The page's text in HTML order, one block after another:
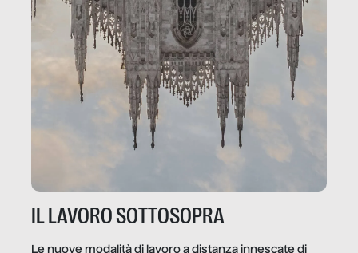
IL LAVORO SOTTOSOPRA
Le nuove modalità di lavoro a distanza innescate di